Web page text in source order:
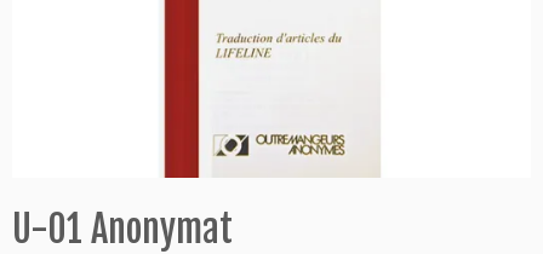
U-01 Anonymat